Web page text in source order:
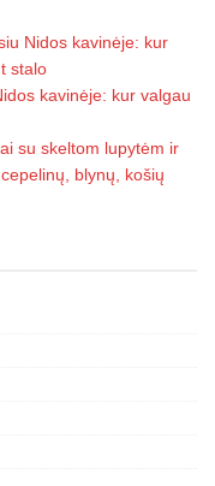
Nidos kavinėje: kur
stalo
kavinėje: kur valgau
su skeltom lupytėm ir
blynų, košių